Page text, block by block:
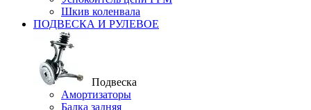
Шкив коленвала
ПОДВЕСКА И РУЛЕВОЕ
Подвеска
Амортизаторы
Балка задняя